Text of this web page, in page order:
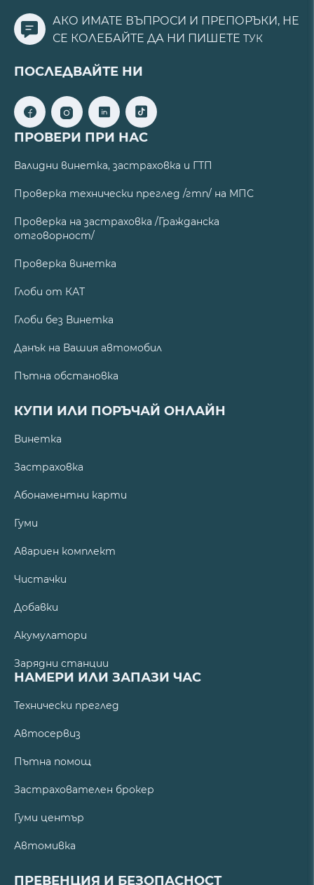
АКО ИМАТЕ ВЪПРОСИ И ПРЕПОРЪКИ, НЕ
СЕ КОЛЕБАЙТЕ ДА НИ ПИШЕТЕ ТУК
ПОСЛЕДВАЙТЕ НИ
ПРОВЕРИ ПРИ НАС
Валидни винетка, застраховка и ГТП
Проверка технически преглед /гтп/ на МПС
Проверка на застраховка /Гражданска
отговорност/
Проверка винетка
Глоби от КАТ
Глоби без Винетка
Данък на Вашия автомобил
Пътна обстановка
КУПИ ИЛИ ПОРЪЧАЙ ОНЛАЙН
Винетка
Застраховка
Абонаментни карти
Гуми
Авариен комплект
Чистачки
Добавки
Акумулатори
Зарядни станции
НАМЕРИ ИЛИ ЗАПАЗИ ЧАС
Технически преглед
Автосервиз
Пътна помощ
Застрахователен брокер
Гуми център
Автомивка
ПРЕВЕНЦИЯ И БЕЗОПАСНОСТ